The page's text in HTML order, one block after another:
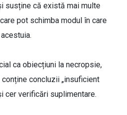
susține că există mai multe
pot schimba modul în care
ca obiecțiuni la necropsie,
concluzii „insuficient
cer verificări suplimentare.